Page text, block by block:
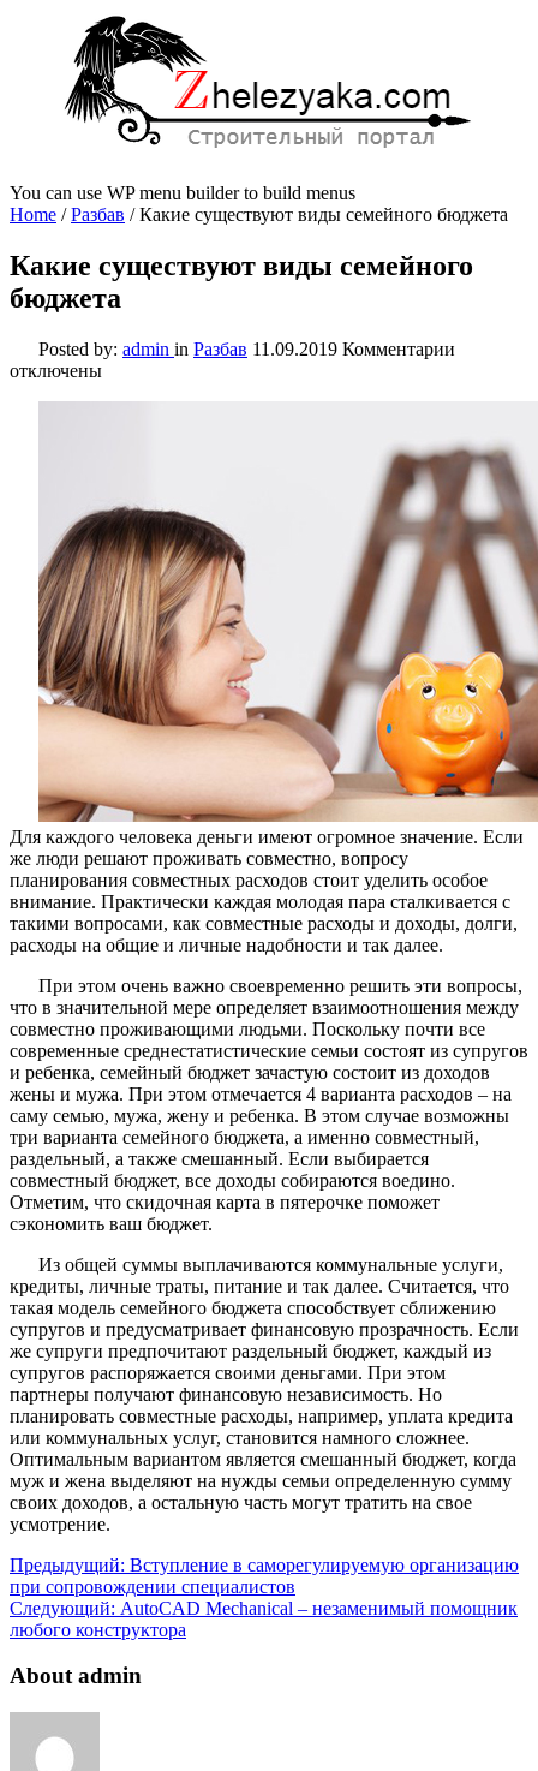
You can use WP menu builder to build menus
Home /Разбав /Какие существуют виды семейного бюджета
Какие существуют виды семейного
бюджета
Posted by: admin in Разбав 11.09.2019 Комментарии
бюджета
отключены
Для каждого человека деньги имеют огромное значение. Если
же люди решают проживать совместно, вопросу
планирования совместных расходов стоит уделить особое
внимание. Практически каждая молодая пара сталкивается с
такими вопросами, как совместные расходы и доходы, долги,
расходы на общие и личные надобности и так далее.
При этом очень важно своевременно решить эти вопросы,
что в значительной мере определяет взаимоотношения между
совместно проживающими людьми. Поскольку почти все
современные среднестатистические семьи состоят из супругов
и ребенка, семейный бюджет зачастую состоит из доходов
жены и мужа. При этом отмечается 4 варианта расходов – на
саму семью, мужа, жену и ребенка. В этом случае возможны
три варианта семейного бюджета, а именно совместный,
раздельный, а также смешанный. Если выбирается
совместный бюджет, все доходы собираются воедино.
Отметим, что скидочная карта в пятерочке поможет
сэкономить ваш бюджет.
Из общей суммы выплачиваются коммунальные услуги,
кредиты, личные траты, питание и так далее. Считается, что
такая модель семейного бюджета способствует сближению
супругов и предусматривает финансовую прозрачность. Если
же супруги предпочитают раздельный бюджет, каждый из
супругов распоряжается своими деньгами. При этом
партнеры получают финансовую независимость. Но
планировать совместные расходы, например, уплата кредита
или коммунальных услуг, становится намного сложнее.
Оптимальным вариантом является смешанный бюджет, когда
муж и жена выделяют на нужды семьи определенную сумму
своих доходов, а остальную часть могут тратить на свое
усмотрение.
Предыдущий: Вступление в саморегулируемую организацию
при сопровождении специалистов
Следующий: AutoCAD Mechanical – незаменимый помощник
любого конструктора
About admin